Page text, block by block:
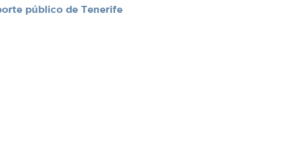
público de Tenerife